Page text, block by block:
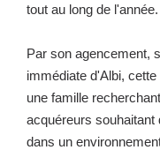
tout au long de l'année.
Par son agencement,
immédiate d'Albi,
une famille
acquéreurs
dans un